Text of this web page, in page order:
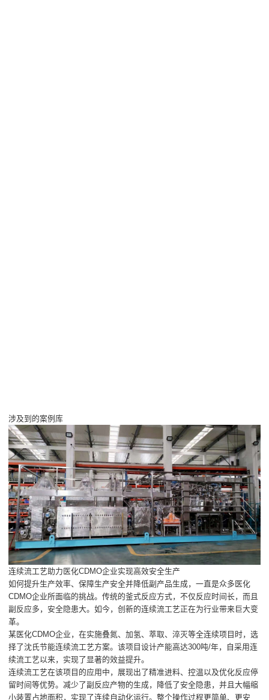
涉及到的案例库
连续流工艺助力医化CDMO企业实现高效安全生产
如何提升生产效率、保障生产安全并降低副产品生成，一直是众多医化
CDMO企业所面临的挑战。传统的釜式反应方式，不仅反应时间长，而且
副反应多，安全隐患大。如今，创新的连续流工艺正在为行业带来巨大变
革。
某医化CDMO企业，在实施叠氮、加氢、萃取、淬灭等全连续项目时，选
择了沈氏节能连续流工艺方案。该项目设计产能高达300吨/年，自采用连
续流工艺以来，实现了显著的效益提升。
连续流工艺在该项目的应用中，展现出了精准进料、控温以及优化反应停
留时间等优势。减少了副反应产物的生成，降低了安全隐患，并且大幅缩
小装置占地面积，实现了连续自动化运行。整个操作过程更简单、更安